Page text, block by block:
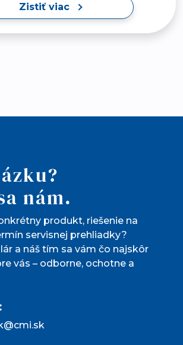
Zistiť viac
nám.
produkt, riešenie na
servisnej prehliadky?
a náš tím sa vám čo najskôr
vás – odborne, ochotne a